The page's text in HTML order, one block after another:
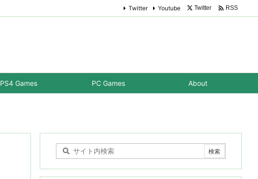
PS4 Games PC Games About
Twitter Youtube Twitter  RSS